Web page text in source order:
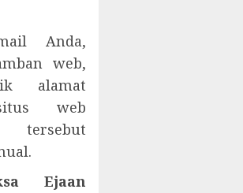
Anda,
web,
alamat
web
tersebut
Ejaan